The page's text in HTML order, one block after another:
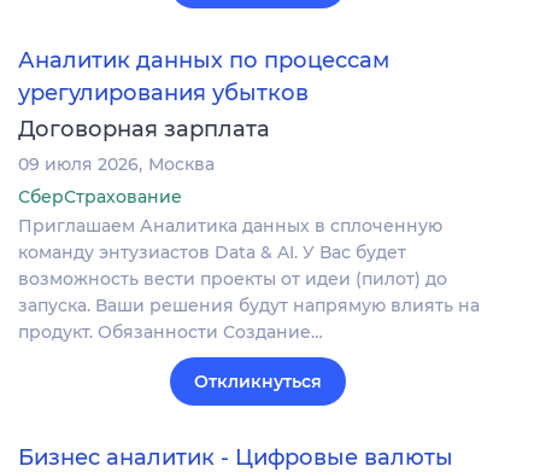
Аналитик данных по процессам
урегулирования убытков
Договорная зарплата
09 июля 2026 Москва
СберСтрахование
Приглашаем Аналитика данных в сплоченную
команду энтузиастов Data & AI. У Вас будет
возможность вести проекты от идеи (пилот) до
запуска. Ваши решения будут напрямую влиять на
продукт. Обязанности Создание…
Откликнуться
Бизнес аналитик - Цифровые валюты